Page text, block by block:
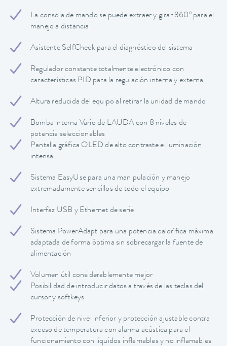
La consola de mando se puede extraer y girar 360º para el
manejo a distancia
Asistente SelfCheck para el diagnóstico del sistema
Regulador constante totalmente electrónico con
características PID para la regulación interna y externa
Altura reducida del equipo al retirar la unidad de mando
Bomba interna Vario de LAUDA con 8 niveles de
potencia seleccionables
Pantalla gráfica OLED de alto contraste e iluminación
intensa
Sistema EasyUse para una manipulación y manejo
extremadamente sencillos de todo el equipo
Interfaz USB y Ethernet de serie
Sistema PowerAdapt para una potencia calorífica máxima
adaptada de forma óptima sin sobrecargar la fuente de
alimentación
Volumen útil considerablemente mejor
Posibilidad de introducir datos a través de las teclas del
cursor y softkeys
Protección de nivel inferior y protección ajustable contra
exceso de temperatura con alarma acústica para el
funcionamiento con líquidos inflamables y no inflamables